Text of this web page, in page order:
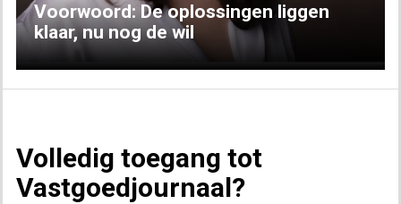
Voorwoord: De oplossingen liggen
klaar, nu nog de wil
Volledig toegang tot
Vastgoedjournaal?